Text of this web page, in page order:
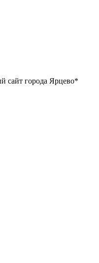
сайт города Ярцево*